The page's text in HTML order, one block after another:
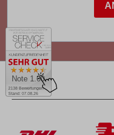
2138 Bewertungen
Stand: 07.08.26
Note 1.60
VERSAND